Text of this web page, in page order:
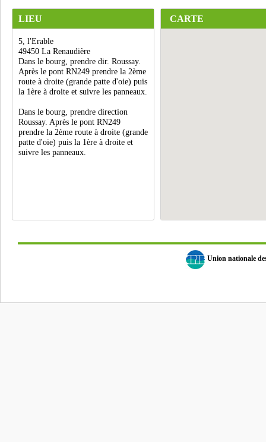
LIEU
5, l'Erable
49450 La Renaudière
Dans le bourg, prendre dir. Roussay.
Après le pont RN249 prendre la 2ème
route à droite (grande patte d'oie) puis
la 1ère à droite et suivre les panneaux.
Dans le bourg, prendre direction
Roussay. Après le pont RN249
prendre la 2ème route à droite (grande
patte d'oie) puis la 1ère à droite et
suivre les panneaux.
CARTE
Union nationale